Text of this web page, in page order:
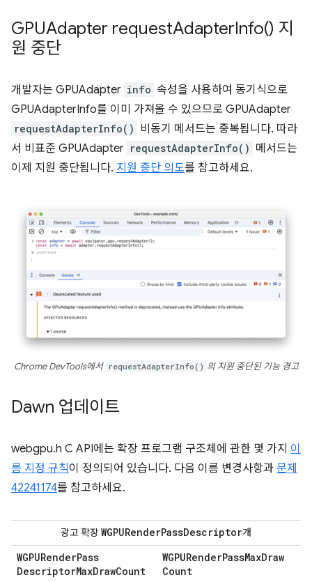
GPUAdapter requestAdapterInfo() 지
원 중단
개발자는 GPUAdapter info 속성을 사용하여 동기식으로
GPUAdapterInfo를 이미 가져올 수 있으므로 GPUAdapter
requestAdapterInfo() 비동기 메서드는 중복됩니다. 따라
서 비표준 GPUAdapter requestAdapterInfo() 메서드는
이제 지원 중단됩니다. 지원 중단 의도를 참고하세요.
Chrome DevTools에서 requestAdapterInfo() 의 지원 중단된 기능 경고
Dawn 업데이트
webgpu.h C API에는 확장 프로그램 구조체에 관한 몇 가지 이
름 지정 규칙이 정의되어 있습니다. 다음 이름 변경사항과 문제
42241174를 참고하세요.
광고 확장 WGPURenderPassDescriptor개
WGPURenderPass
DescriptorMaxDrawCount
WGPURenderPassMaxDraw
Count